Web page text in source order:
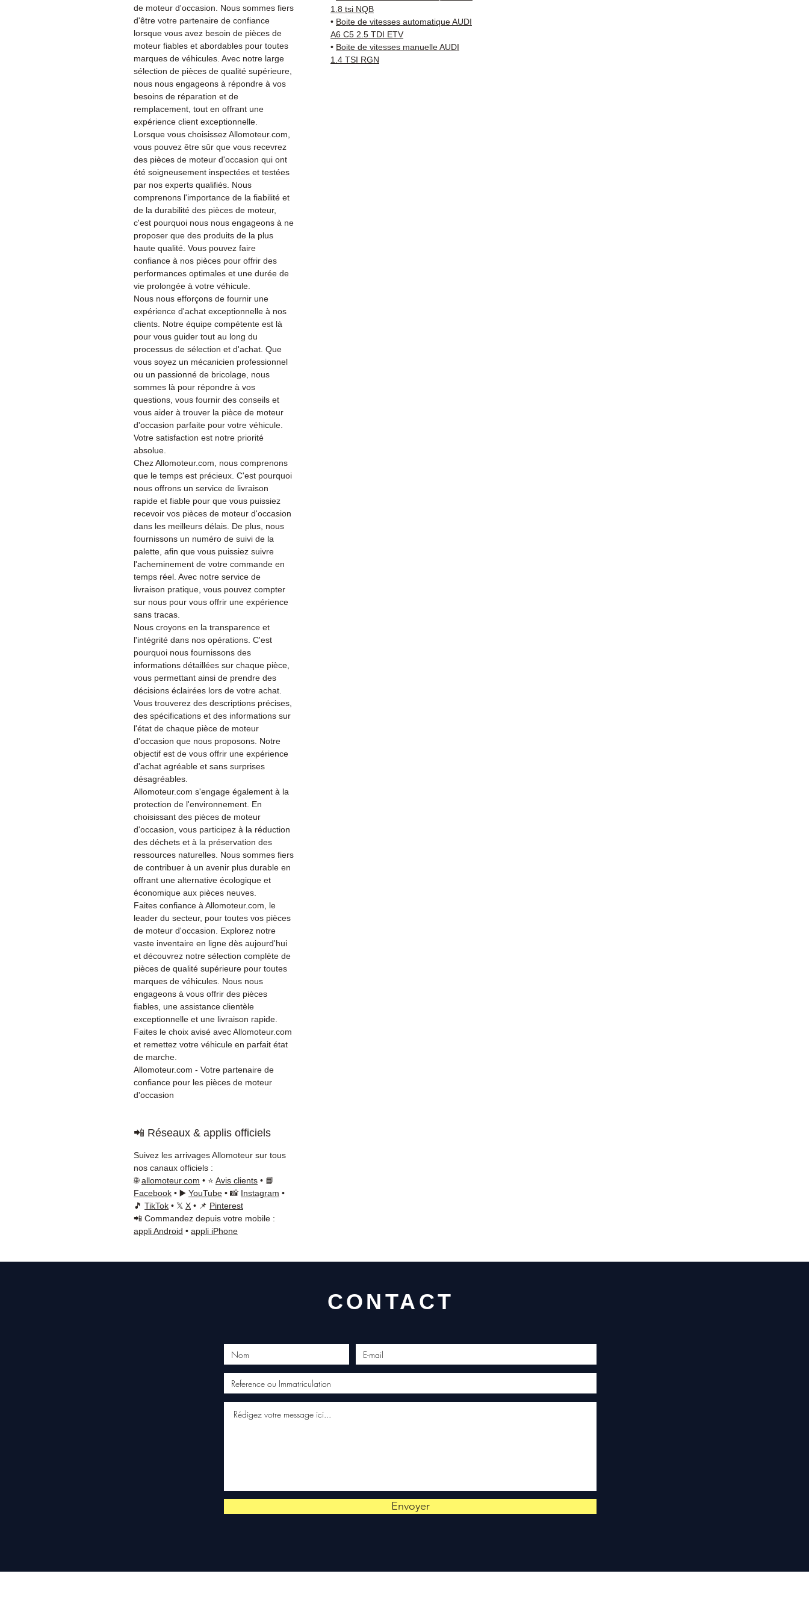
de moteur d'occasion. Nous sommes fiers
d'être votre partenaire de confiance
lorsque vous avez besoin de pièces de
moteur fiables et abordables pour toutes
marques de véhicules. Avec notre large
sélection de pièces de qualité supérieure,
nous nous engageons à répondre à vos
besoins de réparation et de
remplacement, tout en offrant une
expérience client exceptionnelle.
Lorsque vous choisissez Allomoteur.com,
vous pouvez être sûr que vous recevrez
des pièces de moteur d'occasion qui ont
été soigneusement inspectées et testées
par nos experts qualifiés. Nous
comprenons l'importance de la fiabilité et
de la durabilité des pièces de moteur,
c'est pourquoi nous nous engageons à ne
proposer que des produits de la plus
haute qualité. Vous pouvez faire
confiance à nos pièces pour offrir des
performances optimales et une durée de
vie prolongée à votre véhicule.
Nous nous efforçons de fournir une
expérience d'achat exceptionnelle à nos
clients. Notre équipe compétente est là
pour vous guider tout au long du
processus de sélection et d'achat. Que
vous soyez un mécanicien professionnel
ou un passionné de bricolage, nous
sommes là pour répondre à vos
questions, vous fournir des conseils et
vous aider à trouver la pièce de moteur
d'occasion parfaite pour votre véhicule.
Votre satisfaction est notre priorité
absolue.
Chez Allomoteur.com, nous comprenons
que le temps est précieux. C'est pourquoi
nous offrons un service de livraison
rapide et fiable pour que vous puissiez
recevoir vos pièces de moteur d'occasion
dans les meilleurs délais. De plus, nous
fournissons un numéro de suivi de la
palette, afin que vous puissiez suivre
l'acheminement de votre commande en
temps réel. Avec notre service de
livraison pratique, vous pouvez compter
sur nous pour vous offrir une expérience
sans tracas.
Nous croyons en la transparence et
l'intégrité dans nos opérations. C'est
pourquoi nous fournissons des
informations détaillées sur chaque pièce,
vous permettant ainsi de prendre des
décisions éclairées lors de votre achat.
Vous trouverez des descriptions précises,
des spécifications et des informations sur
l'état de chaque pièce de moteur
d'occasion que nous proposons. Notre
objectif est de vous offrir une expérience
d'achat agréable et sans surprises
désagréables.
Allomoteur.com s'engage également à la
protection de l'environnement. En
choisissant des pièces de moteur
d'occasion, vous participez à la réduction
des déchets et à la préservation des
ressources naturelles. Nous sommes fiers
de contribuer à un avenir plus durable en
offrant une alternative écologique et
économique aux pièces neuves.
Faites confiance à Allomoteur.com, le
leader du secteur, pour toutes vos pièces
de moteur d'occasion. Explorez notre
vaste inventaire en ligne dès aujourd'hui
et découvrez notre sélection complète de
pièces de qualité supérieure pour toutes
marques de véhicules. Nous nous
engageons à vous offrir des pièces
fiables, une assistance clientèle
exceptionnelle et une livraison rapide.
Faites le choix avisé avec Allomoteur.com
et remettez votre véhicule en parfait état
de marche.
Allomoteur.com - Votre partenaire de
confiance pour les pièces de moteur
d'occasion
1.8 tsi NQB
• Boite de vitesses automatique AUDI
A6 C5 2.5 TDI ETV
• Boite de vitesses manuelle AUDI
1.4 TSI RGN
📲 Réseaux & applis officiels
Suivez les arrivages Allomoteur sur tous
nos canaux officiels :
🌐allomoteur.com • ⭐ Avis clients • 📘
Facebook • ▶️ YouTube • 📸 Instagram •
🎵 TikTok • 𝕏 X • 📌 Pinterest
📲 Commandez depuis votre mobile :
appli Android • appli iPhone
CONTACT
Envoyer